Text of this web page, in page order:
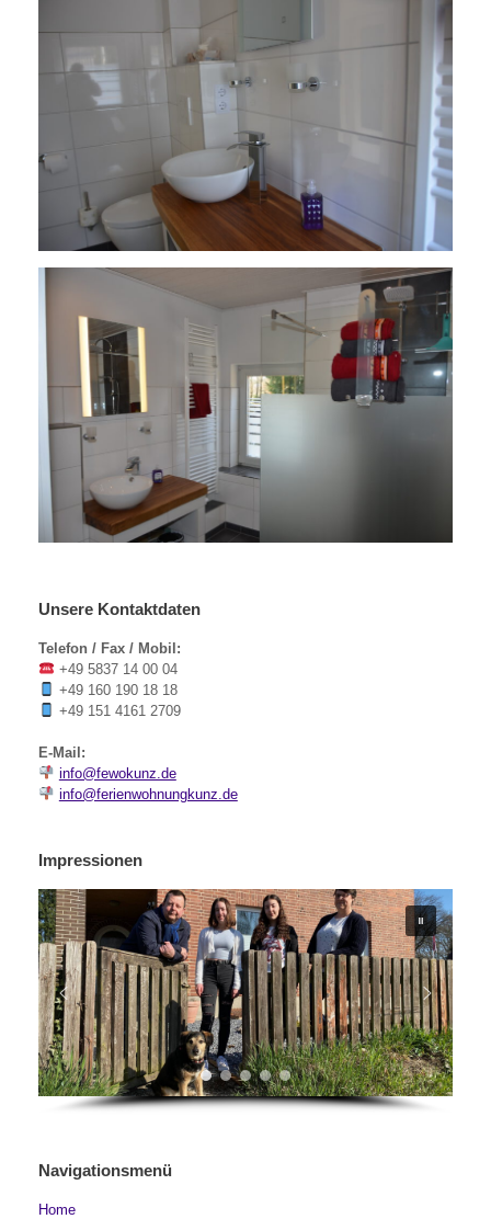
Unsere Kontaktdaten
Telefon / Fax / Mobil:
+49 5837 14 00 04
+49 160 190 18 18
+49 151 4161 2709
E-Mail:
info@fewokunz.de
info@ferienwohnungkunz.de
Impressionen
Navigationsmenü
Home